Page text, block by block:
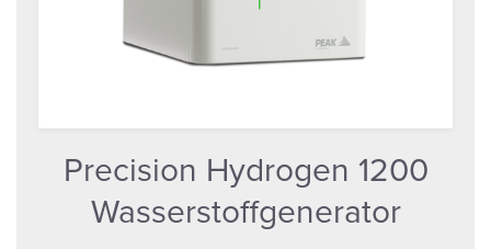
Precision Hydrogen 1200
Wasserstoffgenerator